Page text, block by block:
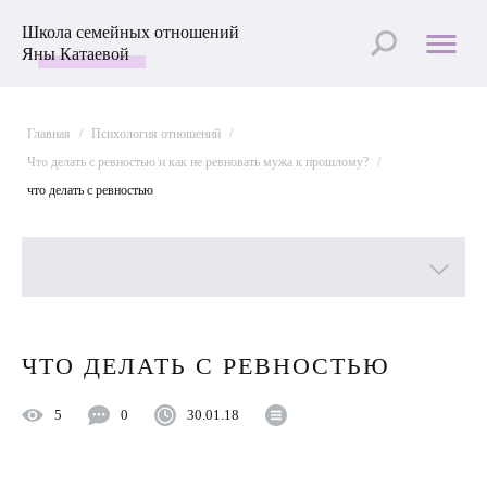
Школа семейных отношений
Яны Катаевой
Главная / Психология отношений /
Что делать с ревностью и как не ревновать мужа к прошлому? /
что делать с ревностью
ЧТО ДЕЛАТЬ С РЕВНОСТЬЮ
5 0 30.01.18
Лучшие статьи
Пройти Тест